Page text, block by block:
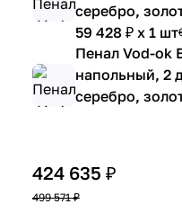
серебро,
59 428 ₽ x 1 шт
Пенал Vod-ok
напольный, 2
серебро,
Версаль 150
патина
20 808 ₽ x 1 шт
424 635 ₽
499 571 ₽